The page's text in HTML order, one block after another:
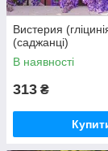
Вистерия
(саджанці)
В наявності
313 ₴